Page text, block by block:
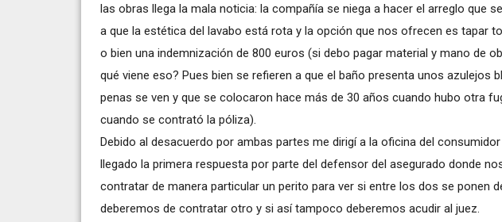
las obras llega la mala noticia: la compañía se niega a hacer el arreglo que
a que la estética del lavabo está rota y la opción que nos ofrecen es tapar
o bien una indemnización de 800 euros (si debo pagar material y mano de
qué viene eso? Pues bien se refieren a que el baño presenta unos azulejos
penas se ven y que se colocaron hace más de 30 años cuando hubo otra
cuando se contrató la póliza).
Debido al desacuerdo por ambas partes me dirigí a la oficina del
llegado la primera respuesta por parte del defensor del asegurado donde
contratar de manera particular un perito para ver si entre los dos se ponen
deberemos de contratar otro y si así tampoco deberemos acudir al juez.